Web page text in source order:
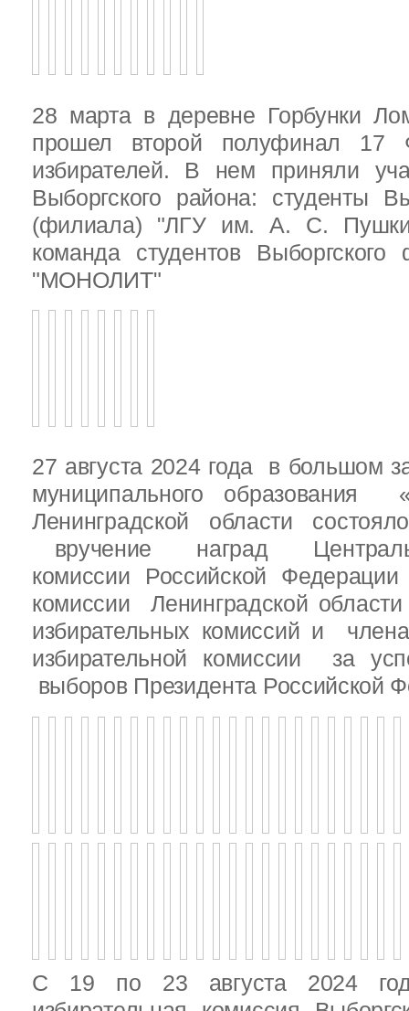
28 марта в деревне Горбунки
прошел второй полуфинал 17
избирателей. В нем приняли
Выборгского района: студенты
(филиала) "ЛГУ им. А. С.
команда студентов
"МОНОЛИТ"
27 августа 2024 года в большом
муниципального образования
Ленинградской области
вручение наград
комиссии Российской
комиссии Ленинградской
избирательных комиссий и
избирательной комиссии за
выборов Президента Российской
С 19 по 23 августа 2024